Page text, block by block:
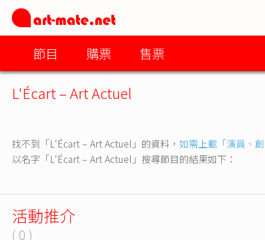
節目 購票 售票
L'Écart – Art Actuel
找不到「L'Écart – Art Actuel」的資料， 如需上載「演員、
以名字「L'Écart – Art Actuel」搜尋節目的結果如下：
活動推介
( 0 )